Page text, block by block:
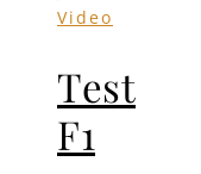
Video
Test
F1